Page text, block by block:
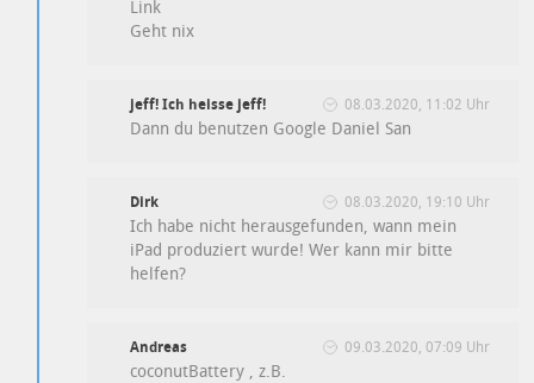
Link
Geht nix
jeff! Ich heisse jeff! 08.03.2020, 11:02 Uhr
Dann du benutzen Google Daniel San
Dirk 08.03.2020, 19:10 Uhr
Ich habe nicht herausgefunden, wann mein
iPad produziert wurde! Wer kann mir bitte
helfen?
Andreas 09.03.2020, 07:09 Uhr
coconutBattery , z.B.